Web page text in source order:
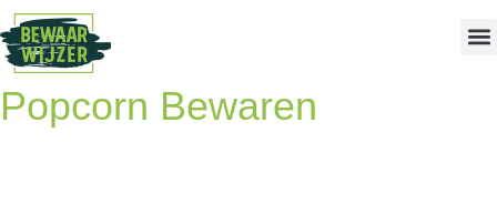
Popcorn Bewaren